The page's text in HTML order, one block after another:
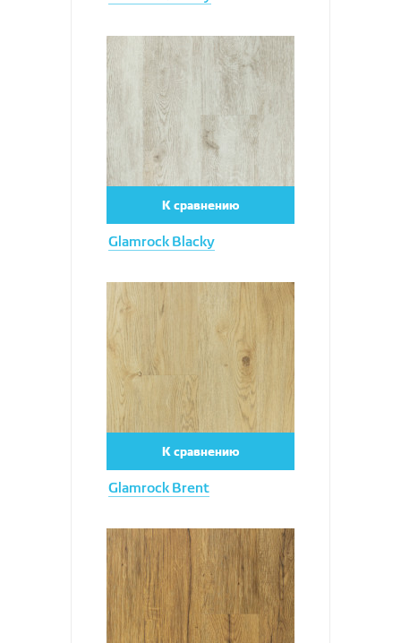
Glamrock Blacky
Увеличить
К сравнению
Glamrock Brent
Увеличить
К сравнению
Увеличить